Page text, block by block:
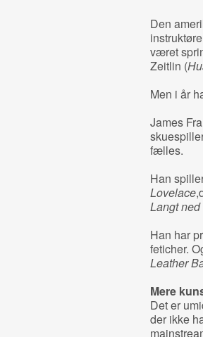
Den
været
Zeitlin (
Men i år
James
fælles.
Han
Lovelace
Langt
Han har
feticher.
Leather
Mere
Det er
der ikke